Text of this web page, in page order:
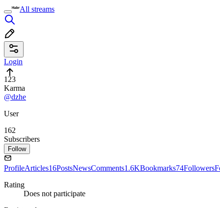
All streams
Login
123
Karma
@dzhe
User
162
Subscribers
Follow
ProfileArticles16PostsNewsComments1.6KBookmarks74Followers
Rating
Does not participate